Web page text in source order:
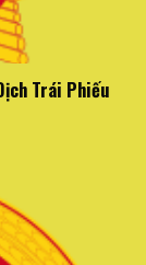
Trái Phiếu